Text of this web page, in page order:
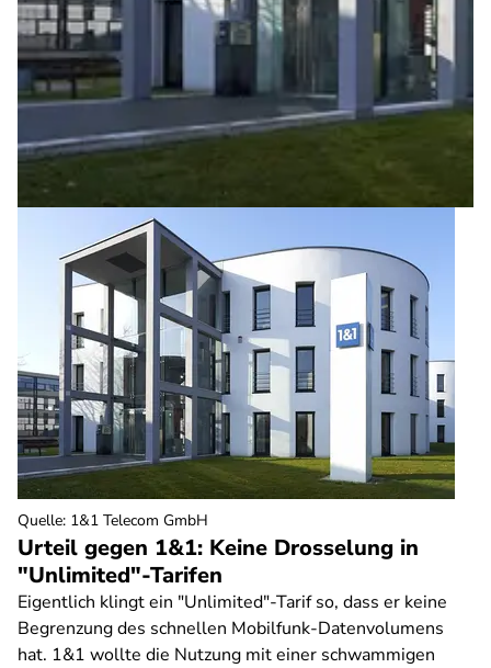
Urteil gegen 1&1: Keine Drosselung in
"Unlimited"-Tarifen
Eigentlich klingt ein "Unlimited"-Tarif so, dass er keine
Begrenzung des schnellen Mobilfunk-Datenvolumens
hat. 1&1 wollte die Nutzung mit einer schwammigen
Quelle: 1&1 Telecom GmbH